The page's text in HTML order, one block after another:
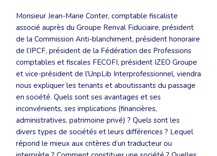
Monsieur Jean-Marie Conter, comptable fiscaliste
associé auprès du Groupe Renval Fiduciaire, président
de la Commission Anti-blanchiment, président honoraire
de l’IPCF, président de la Fédération des Professions
comptables et fiscales FECOFI, président IZEO Groupe
et vice-président de l’UnpLib Interprofessionnel, viendra
nous expliquer les tenants et aboutissants du passage
en société. Quels sont ses avantages et ses
inconvénients, ses implications (financières,
administratives, patrimoine privé) ? Quels sont les
divers types de sociétés et leurs différences ? Lequel
répond le mieux aux critères d’un traducteur ou